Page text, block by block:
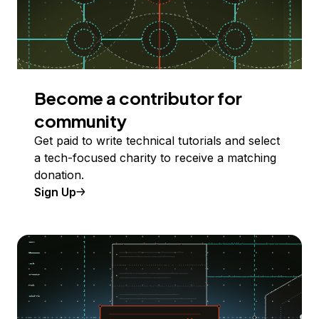
Become a contributor for
community
Get paid to write technical tutorials and select
a tech-focused charity to receive a matching
donation.
Sign Up